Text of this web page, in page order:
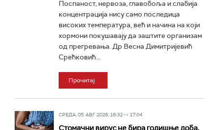
Поспаност, нервоза, главобоља и слабија
концентрација нису само последица
високих температура, већ и начина на који
хормони покушавају да заштите организам
од прегревања. Др Весна Димитријевић
Срећковић...
Прочитај
СРЕДА, 05. АВГ 2026, 16:32 -> 17:04
Стомачни вирус не бира годишње доба,